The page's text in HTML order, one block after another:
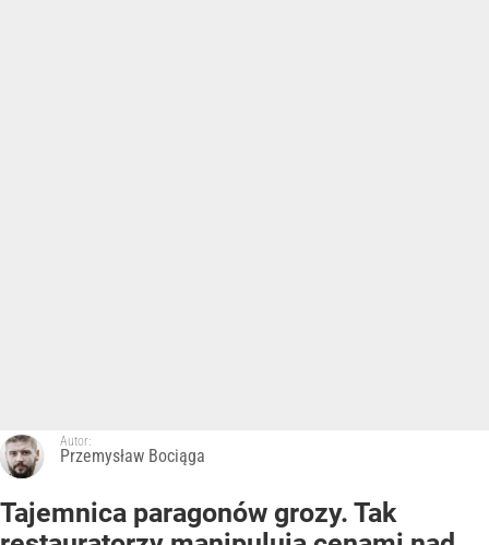
Autor:
Przemysław Bociąga
Tajemnica paragonów grozy. Tak